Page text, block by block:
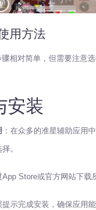
用方法
相对简单，但需要注意
安装
：在众多的准星辅助应用中
。
App Store或官方网站下载
提示完成安装，确保应用能